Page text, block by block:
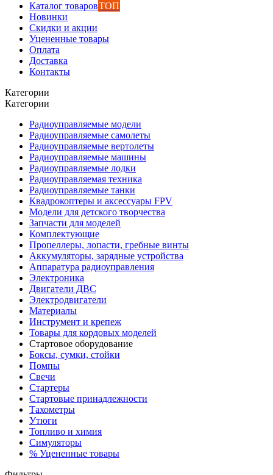
Каталог товаровТОП
Новинки
Скидки и акции
Уцененные товары
Оплата
Доставка
Контакты
Категории
Категории
Радиоуправляемые модели
Радиоуправляемые самолеты
Радиоуправляемые вертолеты
Радиоуправляемые машины
Радиоуправляемые лодки
Радиоуправляемая техника
Радиоуправляемые танки
Квадрокоптеры и аксессуары FPV
Модели для детского творчества
Запчасти для моделей
Комплектующие
Пропеллеры, лопасти, гребные винты
Аккумуляторы, зарядные устройства
Аппаратура радиоуправления
Электроника
Двигатели ДВС
Электродвигатели
Материалы
Инструмент и крепеж
Товары для кордовых моделей
Стартовое оборудование
Боксы, сумки, стойки
Помпы
Свечи
Стартеры
Стартовые принадлежности
Тахометры
Утюги
Топливо и химия
Симуляторы
% Уцененные товары